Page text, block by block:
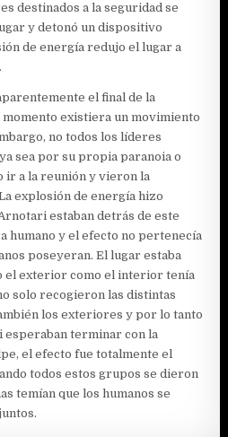
destinados a la seguridad se
y detonó un dispositivo
de energía redujo el lugar a
el final de la
momento existiera un movimiento
no todos los líderes
sea por su propia paranoia o
ir a la reunión y vieron la
explosión de energía hizo
estaban detrás de este
humano y el efecto no pertenecía
poseyeran. El lugar estaba
el exterior como el interior tenía
solo recogieron las distintas
los exteriores y por lo tanto
esperaban terminar con la
el efecto fue totalmente el
todos estos grupos se dieron
temían que los humanos se